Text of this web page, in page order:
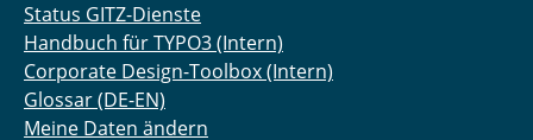
Status GITZ-Dienste
Handbuch für TYPO3 (Intern)
Corporate Design-Toolbox (Intern)
Glossar (DE-EN)
Meine Daten ändern